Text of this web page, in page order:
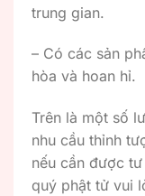
trung gian.
– Có các sản
hòa và hoan hỉ.
Trên là một số
nhu cầu thỉnh
nếu cần được
quý phật tử vui